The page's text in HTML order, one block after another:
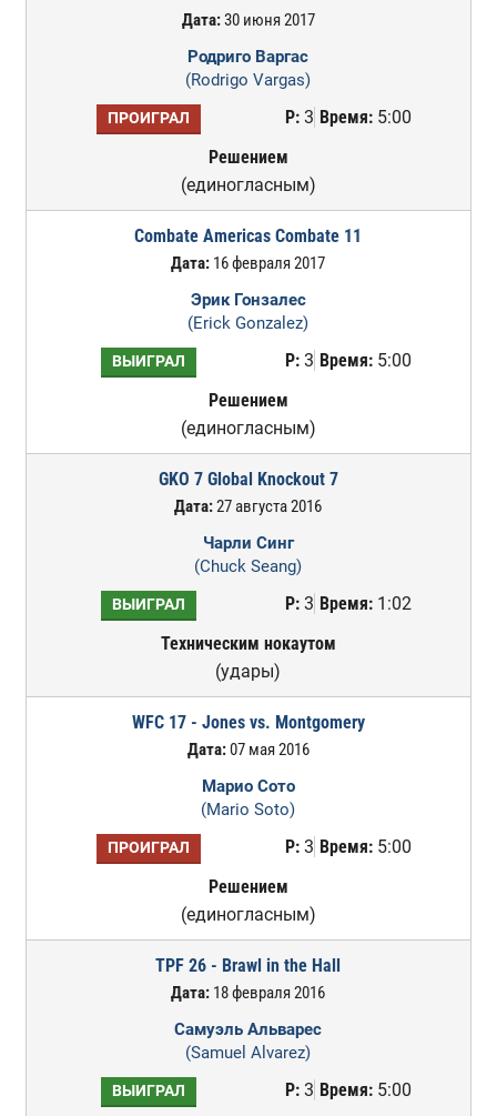
Дата:30 июня 2017
Родриго Варгас
(Rodrigo Vargas)
ПРОИГРАЛ Р:3 Время:5:00
Решением
(единогласным)
Combate Americas Combate 11
Дата: 16 февраля 2017
Эрик Гонзалес
(Erick Gonzalez)
ВЫИГРАЛ Р:3 Время:5:00
Решением
(единогласным)
GKO 7 Global Knockout 7
Дата:27 августа 2016
Чарли Синг
(Chuck Seang)
ВЫИГРАЛ Р:3 Время:1:02
Техническим нокаутом
(удары)
WFC 17 - Jones vs. Montgomery
Дата:07 мая 2016
Марио Сото
(Mario Soto)
ПРОИГРАЛ Р:3 Время:5:00
Решением
(единогласным)
TPF 26 - Brawl in the Hall
Дата: 18 февраля 2016
Самуэль Альварес
(Samuel Alvarez)
ВЫИГРАЛ Р:3 Время:5:00